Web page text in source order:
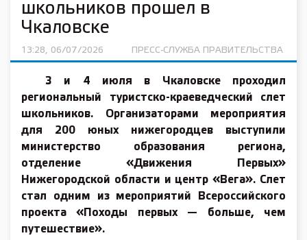
школьников прошел в
Чкаловске
13:28, 06/07/2026 ПРЕСС-СЛУЖБА ПРАВИТЕЛЬСТВА
3 и 4 июля в Чкаловске проходил
региональный туристско-краеведческий слет
школьников. Организаторами мероприятия
для 200 юных нижегородцев выступили
министерство образования региона,
отделение «Движения Первых»
Нижегородской области и центр «Вега». Слет
стал одним из мероприятий Всероссийского
проекта «Походы первых — больше, чем
путешествие».